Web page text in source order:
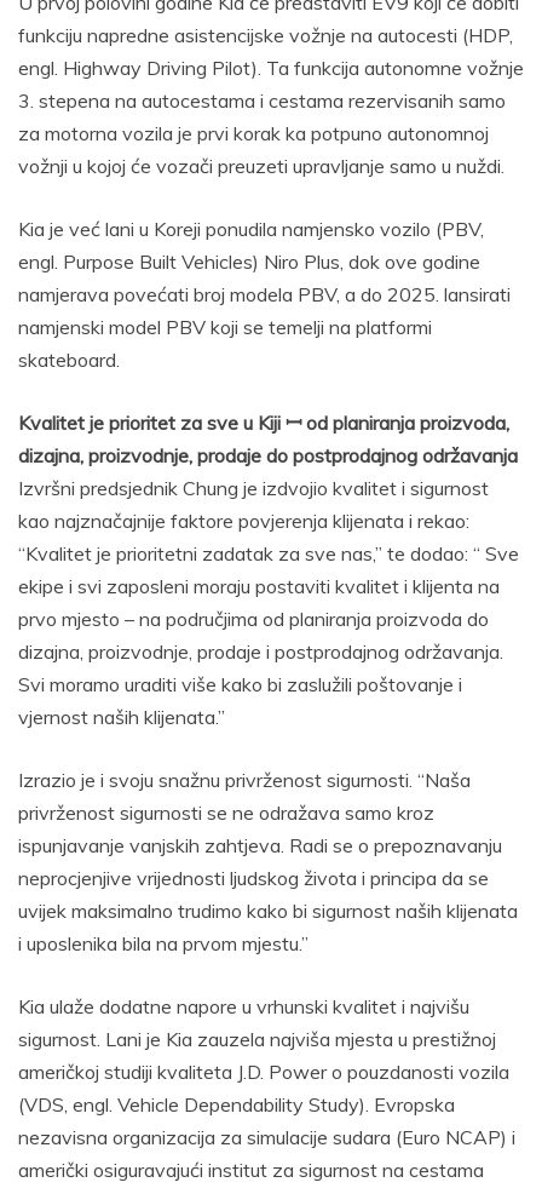
funkciju napredne asistencijske vožnje na autocesti (HDP,
engl. Highway Driving Pilot). Ta funkcija autonomne vožnje
3. stepena na autocestama i cestama rezervisanih samo
za motorna vozila je prvi korak ka potpuno autonomnoj
vožnji u kojoj će vozači preuzeti upravljanje samo u nuždi.
Kia je već lani u Koreji ponudila namjensko vozilo (PBV,
engl. Purpose Built Vehicles) Niro Plus, dok ove godine
namjerava povećati broj modela PBV, a do 2025. lansirati
namjenski model PBV koji se temelji na platformi
skateboard.
Kvalitet je prioritet za sve u Kiji ꟷ od planiranja proizvoda,
dizajna, proizvodnje, prodaje do postprodajnog održavanja
Izvršni predsjednik Chung je izdvojio kvalitet i sigurnost
kao najznačajnije faktore povjerenja klijenata i rekao:
“Kvalitet je prioritetni zadatak za sve nas,” te dodao: “ Sve
ekipe i svi zaposleni moraju postaviti kvalitet i klijenta na
prvo mjesto – na područjima od planiranja proizvoda do
dizajna, proizvodnje, prodaje i postprodajnog održavanja.
Svi moramo uraditi više kako bi zaslužili poštovanje i
vjernost naših klijenata.”
Izrazio je i svoju snažnu privrženost sigurnosti. “Naša
privrženost sigurnosti se ne odražava samo kroz
ispunjavanje vanjskih zahtjeva. Radi se o prepoznavanju
neprocjenjive vrijednosti ljudskog života i principa da se
uvijek maksimalno trudimo kako bi sigurnost naših klijenata
i uposlenika bila na prvom mjestu.”
Kia ulaže dodatne napore u vrhunski kvalitet i najvišu
sigurnost. Lani je Kia zauzela najviša mjesta u prestižnoj
američkoj studiji kvaliteta J.D. Power o pouzdanosti vozila
(VDS, engl. Vehicle Dependability Study). Evropska
nezavisna organizacija za simulacije sudara (Euro NCAP) i
američki osiguravajući institut za sigurnost na cestama